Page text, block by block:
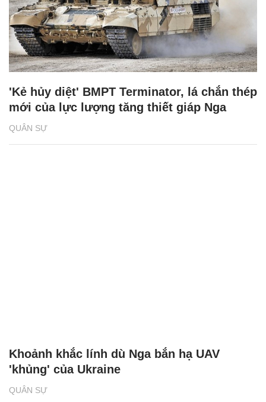
QUÂN SỰ
'Kẻ hủy diệt' BMPT Terminator, lá chắn thép
mới của lực lượng tăng thiết giáp Nga
QUÂN SỰ
Khoảnh khắc lính dù Nga bắn hạ UAV
'khủng' của Ukraine